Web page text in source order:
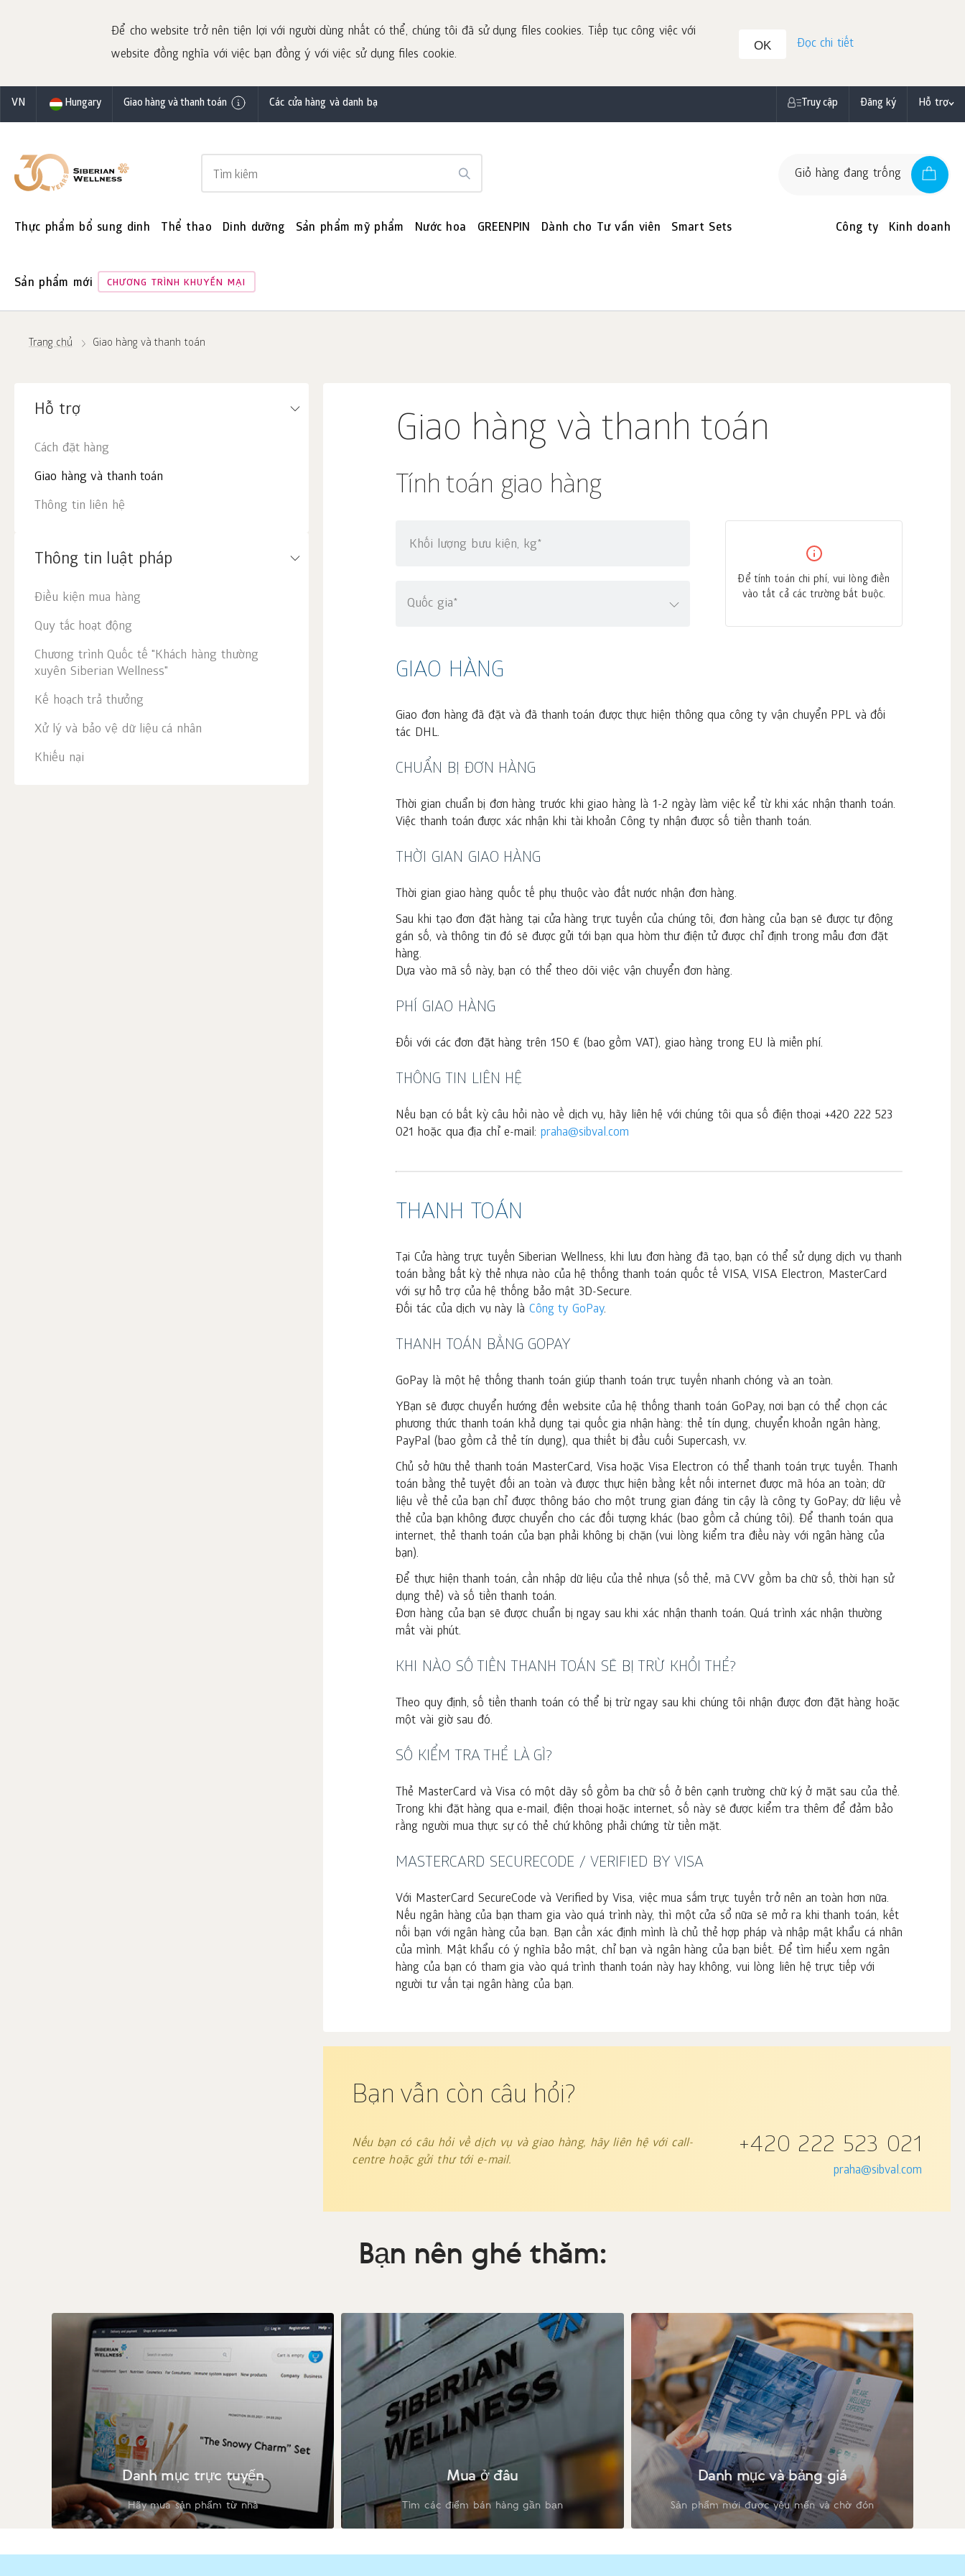
Để cho website trở nên tiện lợi với người dùng nhất có thể, chúng tôi đã sử dụng files cookies. Tiếp tục công việc với
website đồng nghĩa với việc bạn đồng ý với việc sử dụng files cookie.
OK Đọc chi tiết
VN Hungary Giao hàng và thanh toán Các cửa hàng và danh bạ Truy cập Đăng ký Hỗ trợ
Giỏ hàng đang trống
Thực phẩm bổ sung dinh Thể thao Dinh dưỡng Sản phẩm mỹ phẩm Nước hoa GREENPIN Dành cho Tư vấn viên Smart Sets
Sản phẩm mới CHƯƠNG TRÌNH KHUYẾN MẠI
Công ty Kinh doanh
Trang chủ Giao hàng và thanh toán
Giao hàng và thanh toán
Tính toán giao hàng
Khối lượng bưu kiện, kg*
Quốc gia*
Để tính toán chi phí, vui lòng điền
vào tất cả các trường bắt buộc.
GIAO HÀNG
Giao đơn hàng đã đặt và đã thanh toán được thực hiện thông qua công ty vận chuyển PPL và đối
tác DHL.
CHUẨN BỊ ĐƠN HÀNG
Thời gian chuẩn bị đơn hàng trước khi giao hàng là 1-2 ngày làm việc kể từ khi xác nhận thanh toán.
Việc thanh toán được xác nhận khi tài khoản Công ty nhận được số tiền thanh toán.
THỜI GIAN GIAO HÀNG
Thời gian giao hàng quốc tế phụ thuộc vào đất nước nhận đơn hàng.
Sau khi tạo đơn đặt hàng tại cửa hàng trực tuyến của chúng tôi, đơn hàng của bạn sẽ được tự động
gán số, và thông tin đó sẽ được gửi tới bạn qua hòm thư điện tử được chỉ định trong mẫu đơn đặt
hàng.
Dựa vào mã số này, bạn có thể theo dõi việc vận chuyển đơn hàng.
PHÍ GIAO HÀNG
Đối với các đơn đặt hàng trên 150 € (bao gồm VAT), giao hàng trong EU là miễn phí.
THÔNG TIN LIÊN HỆ
Nếu bạn có bất kỳ câu hỏi nào về dịch vụ, hãy liên hệ với chúng tôi qua số điện thoại +420 222 523
021 hoặc qua địa chỉ e-mail: praha@sibval.com
THANH TOÁN
Tại Cửa hàng trực tuyến Siberian Wellness, khi lưu đơn hàng đã tạo, bạn có thể sử dụng dịch vụ thanh
toán bằng bất kỳ thẻ nhựa nào của hệ thống thanh toán quốc tế VISA, VISA Electron, MasterCard
với sự hỗ trợ của hệ thống bảo mật 3D-Secure.
Đối tác của dịch vụ này là Công ty GoPay.
THANH TOÁN BẰNG GOPAY
GoPay là một hệ thống thanh toán giúp thanh toán trực tuyến nhanh chóng và an toàn.
YBạn sẽ được chuyển hướng đến website của hệ thống thanh toán GoPay, nơi bạn có thể chọn các
phương thức thanh toán khả dụng tại quốc gia nhận hàng: thẻ tín dụng, chuyển khoản ngân hàng,
PayPal (bao gồm cả thẻ tín dụng), qua thiết bị đầu cuối Supercash, v.v.
Chủ sở hữu thẻ thanh toán MasterCard, Visa hoặc Visa Electron có thể thanh toán trực tuyến. Thanh
toán bằng thẻ tuyệt đối an toàn và được thực hiện bằng kết nối internet được mã hóa an toàn; dữ
liệu về thẻ của bạn chỉ được thông báo cho một trung gian đáng tin cậy là công ty GoPay; dữ liệu về
thẻ của bạn không được chuyển cho các đối tượng khác (bao gồm cả chúng tôi). Để thanh toán qua
internet, thẻ thanh toán của bạn phải không bị chặn (vui lòng kiểm tra điều này với ngân hàng của
bạn).
Để thực hiện thanh toán, cần nhập dữ liệu của thẻ nhựa (số thẻ, mã CVV gồm ba chữ số, thời hạn sử
dụng thẻ) và số tiền thanh toán.
Đơn hàng của bạn sẽ được chuẩn bị ngay sau khi xác nhận thanh toán. Quá trình xác nhận thường
mất vài phút.
KHI NÀO SỐ TIỀN THANH TOÁN SẼ BỊ TRỪ KHỎI THẺ?
Theo quy định, số tiền thanh toán có thể bị trừ ngay sau khi chúng tôi nhận được đơn đặt hàng hoặc
một vài giờ sau đó.
SỐ KIỂM TRA THẺ LÀ GÌ?
Thẻ MasterCard và Visa có một dãy số gồm ba chữ số ở bên cạnh trường chữ ký ở mặt sau của thẻ.
Trong khi đặt hàng qua e-mail, điện thoại hoặc internet, số này sẽ được kiểm tra thêm để đảm bảo
rằng người mua thực sự có thẻ chứ không phải chứng từ tiền mặt.
MASTERCARD SECURECODE / VERIFIED BY VISA
Với MasterCard SecureCode và Verified by Visa, việc mua sắm trực tuyến trở nên an toàn hơn nữa.
Nếu ngân hàng của bạn tham gia vào quá trình này, thì một cửa sổ nữa sẽ mở ra khi thanh toán, kết
nối bạn với ngân hàng của bạn. Bạn cần xác định mình là chủ thẻ hợp pháp và nhập mật khẩu cá nhân
của mình. Mật khẩu có ý nghĩa bảo mật, chỉ bạn và ngân hàng của bạn biết. Để tìm hiểu xem ngân
hàng của bạn có tham gia vào quá trình thanh toán này hay không, vui lòng liên hệ trực tiếp với
người tư vấn tại ngân hàng của bạn.
Bạn vẫn còn câu hỏi?
Nếu bạn có câu hỏi về dịch vụ và giao hàng, hãy liên hệ với call-
centre hoặc gửi thư tới e-mail.
+420 222 523 021
praha@sibval.com
Hỗ trợ
Cách đặt hàng
Giao hàng và thanh toán
Thông tin liên hệ
Thông tin luật pháp
Điều kiện mua hàng
Quy tắc hoạt động
Chương trình Quốc tế "Khách hàng thường
xuyên Siberian Wellness"
Kế hoạch trả thưởng
Xử lý và bảo vệ dữ liệu cá nhân
Khiếu nại
Bạn nên ghé thăm:
Danh mục trực tuyến
Hãy mua sản phẩm từ nhà
Mua ở đâu
Tìm các điểm bán hàng gần bạn
Danh mục và bảng giá
Sản phẩm mới được yêu mến và chờ đón